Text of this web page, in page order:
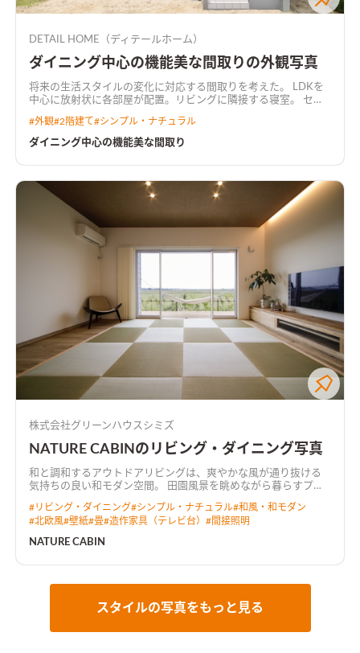
DETAIL HOME（ディテールホーム）
ダイニング中心の機能美な間取りの外観写真
将来の生活スタイルの変化に対応する間取りを考えた。 LDKを
中心に放射状に各部屋が配置。リビングに隣接する寝室。 セン
て暮らしが想像できる間取り。
#外観#2階建て #シンプル・ナチュラル
ダイニング中心の機能美な間取り
株式会社グリーンハウスシミズ
NATURE CABINのリビング・ダイニング写真
和と調和するアウトドアリビングは、爽やかな風が通り抜ける
気持ちの良い和モダン空間。 田園風景を眺めながら暮らすプラ
#リビング・ダイニング#シンプル・ナチュラル#和風・和モダン
#北欧風#壁紙#畳#造作家具（テレビ台） #間接照明
NATURE CABIN
スタイルの写真をもっと見る